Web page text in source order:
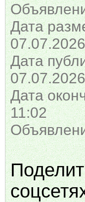
Дата
Дата
Дата
11:02